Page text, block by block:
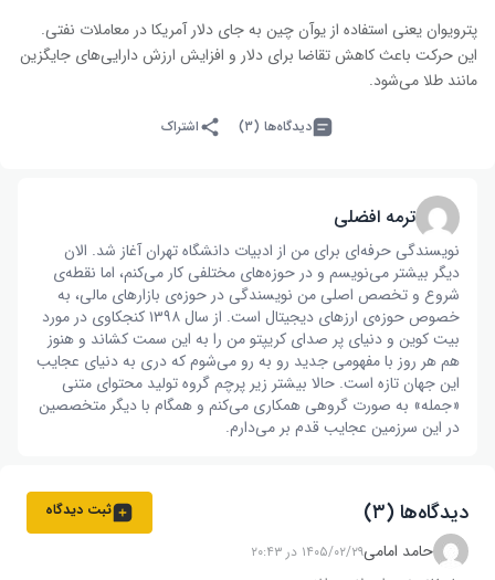
پترویوان یعنی استفاده از یوآن چین به جای دلار آمریکا در معاملات نفتی.
این حرکت باعث کاهش تقاضا برای دلار و افزایش ارزش دارایی‌های جایگزین
مانند طلا می‌شود.
دیدگاه‌ها (۳) اشتراک
ترمه افضلی
نویسندگی حرفه‌ای برای من از ادبیات دانشگاه تهران آغاز شد. الان
دیگر بیشتر می‌نویسم و در حوزه‌های مختلفی کار می‌کنم، اما نقطه‌ی
شروع و تخصص اصلی من نویسندگی در حوزه‌ی بازار‌های مالی، به
خصوص حوزه‌ی ارز‌های دیجیتال است. از سال ۱۳۹۸ کنجکاوی در مورد
بیت کوین و دنیای پر صدای کریپتو من را به این سمت کشاند و هنوز
هم هر روز با مفهومی جدید رو به رو می‌شوم که دری به دنیای عجایب
این جهان تازه است. حالا بیشتر زیر پرچم گروه تولید محتوای متنی
«جمله» به صورت گروهی همکاری می‌کنم و همگام با دیگر متخصصین
در این سرزمین عجایب قدم بر می‌دارم.
دیدگاه‌ها (۳) ثبت دیدگاه
حامد امامی۱۴۰۵/۰۲/۲۹ در ۲۰:۴۳